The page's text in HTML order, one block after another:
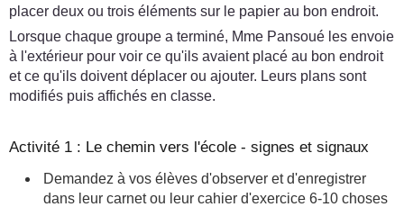
placer deux ou trois éléments sur le papier au bon endroit.
Lorsque chaque groupe a terminé, Mme Pansoué les envoie
à l'extérieur pour voir ce qu'ils avaient placé au bon endroit
et ce qu'ils doivent déplacer ou ajouter. Leurs plans sont
modifiés puis affichés en classe.
Activité 1 : Le chemin vers l'école - signes et signaux
Demandez à vos élèves d'observer et d'enregistrer
dans leur carnet ou leur cahier d'exercice 6-10 choses